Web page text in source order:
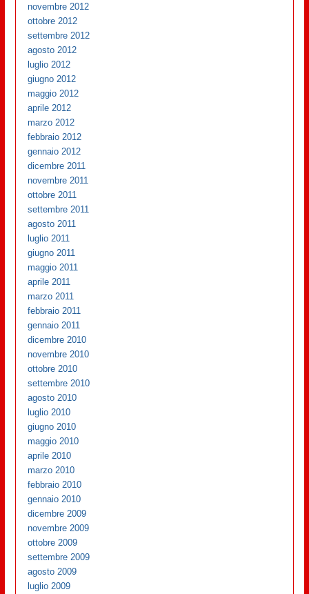
novembre 2012
ottobre 2012
settembre 2012
agosto 2012
luglio 2012
giugno 2012
maggio 2012
aprile 2012
marzo 2012
febbraio 2012
gennaio 2012
dicembre 2011
novembre 2011
ottobre 2011
settembre 2011
agosto 2011
luglio 2011
giugno 2011
maggio 2011
aprile 2011
marzo 2011
febbraio 2011
gennaio 2011
dicembre 2010
novembre 2010
ottobre 2010
settembre 2010
agosto 2010
luglio 2010
giugno 2010
maggio 2010
aprile 2010
marzo 2010
febbraio 2010
gennaio 2010
dicembre 2009
novembre 2009
ottobre 2009
settembre 2009
agosto 2009
luglio 2009